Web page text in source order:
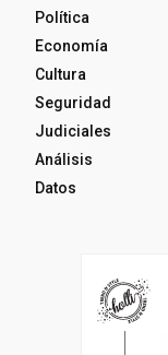
Política
Economía
Cultura
Seguridad
Judiciales
Análisis
Datos